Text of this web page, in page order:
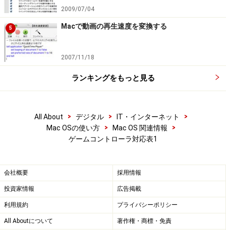
※記事内容は執筆時点のものです。最新の内容をご確認くださ
い。
※OSやアプリ、ソフトのバージョンによっては画面表示、操作方
法が異なる可能性があります。
1/2 次のページへ
2009/07/04
5 Macで動画の再生速度を変換する
2007/11/18
ランキングをもっと見る
All About > デジタル > IT・インターネット
>
Mac OSの使い方
> Mac OS 関連情報
>
ゲームコントローラ対応表1
会社概要 採用情報
投資家情報 広告掲載
利用規約 プライバシーポリシー
All Aboutについて 著作権・商標・免責